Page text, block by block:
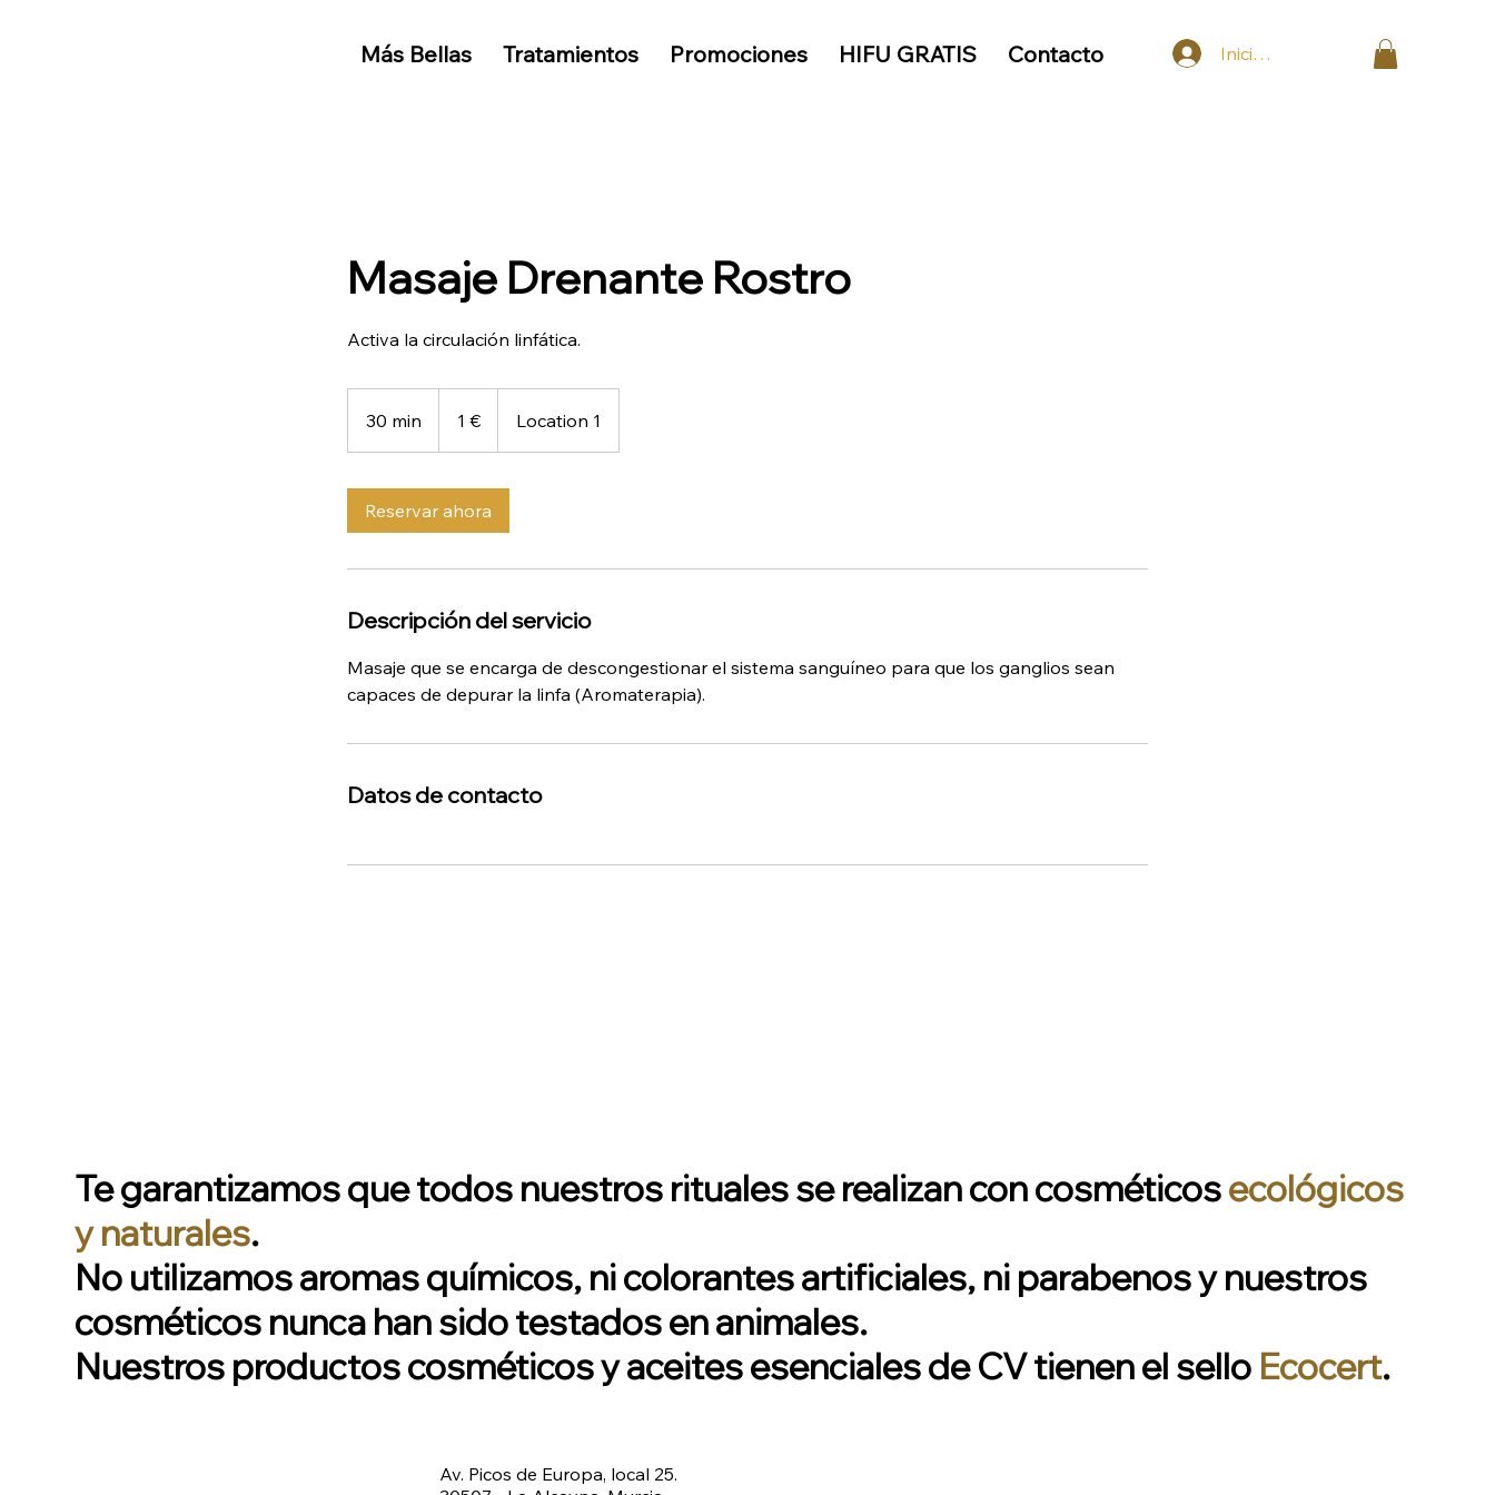
Más Bellas Tratamientos Promociones HIFU GRATIS Contacto Iniciar sesión
Te garantizamos que todos nuestros rituales se realizan con cosméticosecológicos
y naturales.
No utilizamos aromas químicos, ni colorantes artificiales, ni parabenos y nuestros
cosméticos nunca han sido testados en animales.
Nuestros productos cosméticos y aceites esenciales de CV tienen el sello Ecocert.
Masaje Drenante Rostro
Activa la circulación linfática.
30 min
0
i
1 € Location 1
Reservar ahora
Descripción del servicio
Masaje que se encarga de descongestionar el sistema sanguíneo para que los ganglios sean
capaces de depurar la linfa (Aromaterapia).
Datos de contacto
Av. Picos de Europa, local 25.